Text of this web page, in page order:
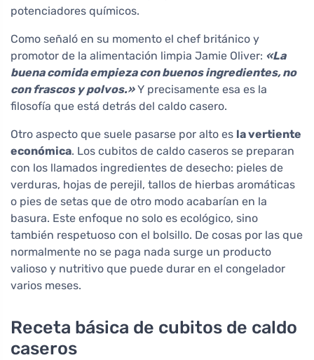
potenciadores químicos.
Como señaló en su momento el chef británico y
promotor de la alimentación limpia Jamie Oliver: «La
buena comida empieza con buenos ingredientes, no
con frascos y polvos.»Y precisamente esa es la
filosofía que está detrás del caldo casero.
Otro aspecto que suele pasarse por alto es la vertiente
económica. Los cubitos de caldo caseros se preparan
con los llamados ingredientes de desecho: pieles de
verduras, hojas de perejil, tallos de hierbas aromáticas
o pies de setas que de otro modo acabarían en la
basura. Este enfoque no solo es ecológico, sino
también respetuoso con el bolsillo. De cosas por las que
normalmente no se paga nada surge un producto
valioso y nutritivo que puede durar en el congelador
varios meses.
Receta básica de cubitos de caldo
caseros